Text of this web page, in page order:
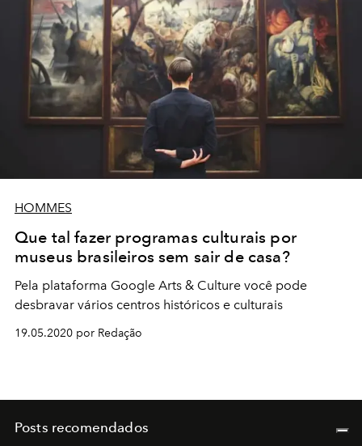
HOMMES
Que tal fazer programas culturais por
museus brasileiros sem sair de casa?
Pela plataforma Google Arts & Culture você pode
desbravar vários centros históricos e culturais
19.05.2020 por Redação
Posts recomendados